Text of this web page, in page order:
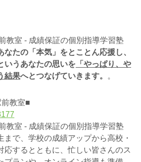
教室 - 成績保証の個別指導学習塾
なたの「本気」をとことん応援し、
いうあなたの思いを 「やっぱり、や
結果へとつなげていきます。 。
教室■
教室 - 成績保証の個別指導学習塾
まで、学校の成績アップから高校・
応するとともに、忙しい皆さんのス